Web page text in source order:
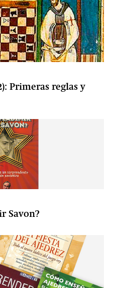
Primeras reglas y
Savon?